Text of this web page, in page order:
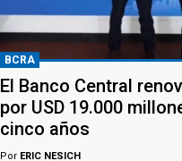
BCRA
El Banco Central
por USD 19.000
cinco años
Por ERIC NESICH